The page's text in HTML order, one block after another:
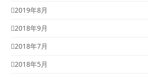
2019年8月
2018年9月
2018年7月
2018年5月